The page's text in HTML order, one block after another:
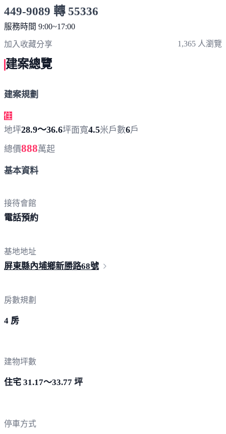
449-9089 轉 55336
服務時間 9:00~17:00
加入收藏分享 1,365 人瀏覽
建案總覽
建案規劃
住
地坪28.9～36.6坪面寬4.5米戶數6戶
總價888萬起
基本資料
接待會館
電話預約
基地地址
屏東縣內埔鄉新勝路68號
房數規劃
4 房
建物坪數
住宅 31.17～33.77 坪
停車方式